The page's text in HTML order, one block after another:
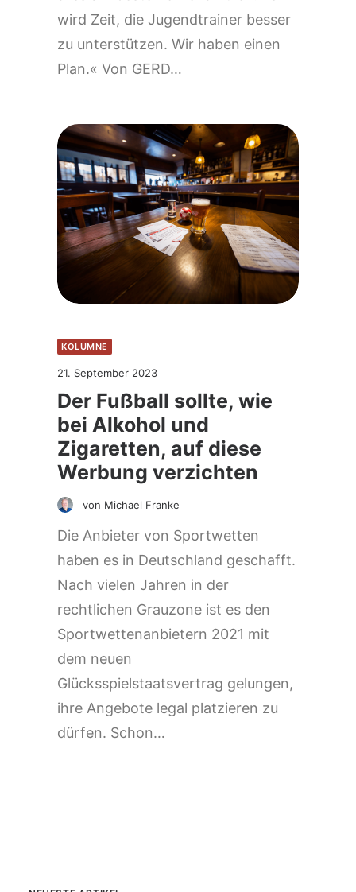
wird Zeit, die Jugendtrainer besser
zu unterstützen. Wir haben einen
Plan.« Von GERD…
KOLUMNE
21. September 2023
Der Fußball sollte, wie
bei Alkohol und
Zigaretten, auf diese
Werbung verzichten
von Michael Franke
Die Anbieter von Sportwetten
haben es in Deutschland geschafft.
Nach vielen Jahren in der
rechtlichen Grauzone ist es den
Sportwettenanbietern 2021 mit
dem neuen
Glücksspielstaatsvertrag gelungen,
ihre Angebote legal platzieren zu
dürfen. Schon…